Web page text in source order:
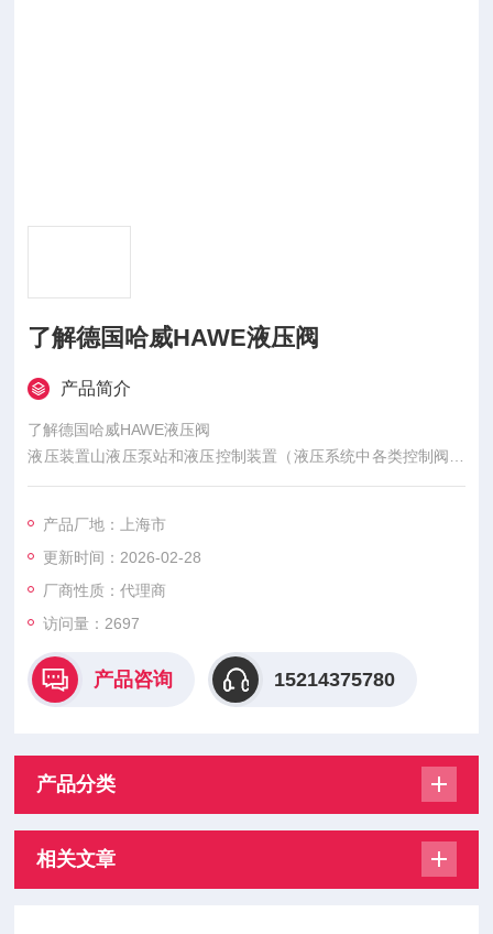
了解德国哈威HAWE液压阀
产品简介
了解德国哈威HAWE液压阀
液压装置山液压泵站和液压控制装置（液压系统中各类控制阀及
其连接体的统称）两大部分组成。液压装置设计（泛指液压系统
确定元、辅件的连接装配方案、具体结构，设计和绘制液压系统
产品工作图样，并编制技术文件，为制造、组装和调试液压系统
提供依据。0个液压装置设计中的大部分工作量集中在液压控制
装置的集成化设计中。本章论述和介绍
产品厂地：上海市
更新时间：2026-02-28
厂商性质：代理商
访问量：2697
产品咨询 15214375780
产品分类
相关文章